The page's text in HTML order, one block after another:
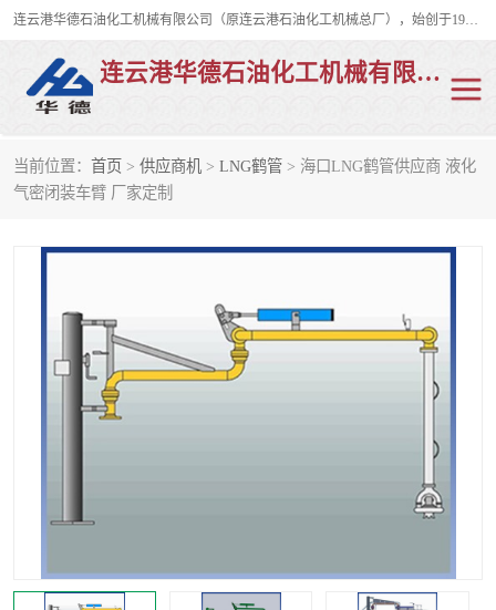
连云港华德石油化工机械有限公司（原连云港石油化工机械总厂），始创于1982年，是从事码头船用流体装卸臂、陆用流体装卸臂（鹤管）、活动梯、钢构平台、定量装车系统等全系列流体装卸设备的设计、制造、销售以及服务的专业供应商。
连云港华德石油化工机械有限公司
当前位置： 首页 > 供应商机 > LNG鹤管 > 海口LNG鹤管供应商 液化
气密闭装车臂 厂家定制
陆用流体装卸臂
液氨鹤管 液氯鹤管
平台栈桥
装车鹤管
汽车鹤管
底部鹤管 低温鹤管